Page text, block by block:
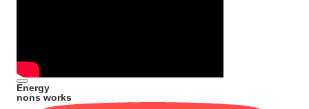
Energy
nons works